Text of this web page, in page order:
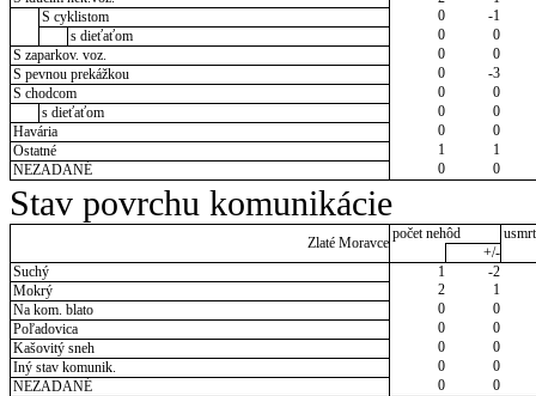
S cyklistom
0
-1
s dieťaťom
0
0
S zaparkov. voz.
0
0
S pevnou prekážkou
0
-3
S chodcom
0
0
s dieťaťom
0
0
Havária
0
0
Ostatné
1
1
NEZADANÉ
0 0
Stav povrchu komunikácie
Zlaté Moravce
počet nehôd
+/-
Suchý
1
-2
Mokrý
2
1
Na kom. blato
0
0
Poľadovica
0
0
Kašovitý sneh
0
0
Iný stav komunik.
0
0
NEZADANÉ
0 0